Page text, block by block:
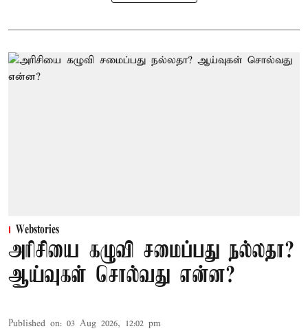
Webstories
அரிசியை கழுவி சமைப்பது நல்லதா?
ஆய்வுகள் சொல்வது என்ன?
Published on: 03 Aug 2026, 12:02 pm